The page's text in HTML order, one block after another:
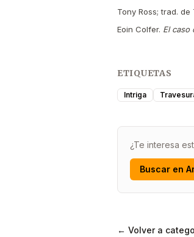
Tony Ross; trad.
Eoin Colfer. El caso
ETIQUETAS
Intriga
¿Te interesa
Buscar en
← Volver a